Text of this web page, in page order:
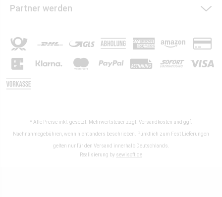
Partner werden
* Alle Preise inkl. gesetzl. Mehrwertsteuer zzgl. Versandkosten und ggf.
Nachnahmegebühren, wenn nicht anders beschrieben. Pünktlich zum Fest Lieferungen
gelten nur für den Versand innerhalb Deutschlands.
Realisierung by sewisoft.de